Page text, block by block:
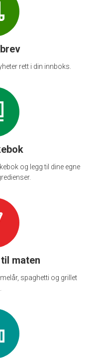
rett i din innboks.
og legg til dine egne
maten
spaghetti og grillet